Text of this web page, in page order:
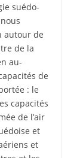
suédo-
autour de
de la
au-
de
: le
capacités
de l’air
et
et